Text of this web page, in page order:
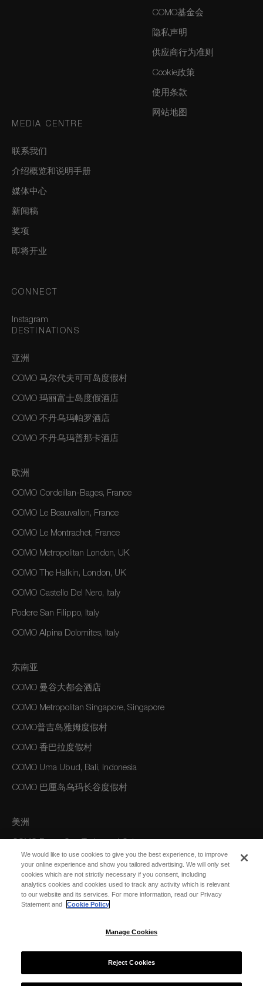
COMO基金会
隐私声明
供应商行为准则
Cookie政策
使用条款
网站地图
MEDIA CENTRE
联系我们
介绍概览和说明手册
媒体中心
新闻稿
奖项
即将开业
CONNECT
Instagram
DESTINATIONS
亚洲
COMO 马尔代夫可可岛度假村
COMO 玛丽富士岛度假酒店
COMO 不丹乌玛帕罗酒店
COMO 不丹乌玛普那卡酒店
欧洲
COMO Cordeillan-Bages, France
COMO Le Beauvallon, France
COMO Le Montrachet, France
COMO Metropolitan London, UK
COMO The Halkin, London, UK
COMO Castello Del Nero, Italy
Podere San Filippo, Italy
COMO Alpina Dolomites, Italy
东南亚
COMO 曼谷大都会酒店
COMO Metropolitan Singapore, Singapore
COMO普吉岛雅姆度假村
COMO 香巴拉度假村
COMO Uma Ubud, Bali, Indonesia
COMO 巴厘岛乌玛长谷度假村
美洲
澳大利亚/大洋洲
COMO The Treasury, Perth
We would like to use cookies to give you the best experience, to improve
your online experience and show you tailored advertising. We will only set
cookies which are not strictly necessary if you consent, including
analytics cookies and cookies used to track any activity which is relevant
to our website and its services. For more information, read our Privacy
Statement and
Cookie Policy
Manage Cookies
Reject Cookies